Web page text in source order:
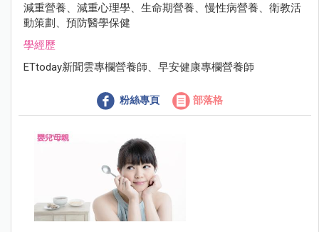
減重營養、減重心理學、生命期營養、慢性病營養、衛教活
動策劃、預防醫學保健
學經歷
ETtoday新聞雲專欄營養師、早安健康專欄營養師
粉絲專頁 部落格